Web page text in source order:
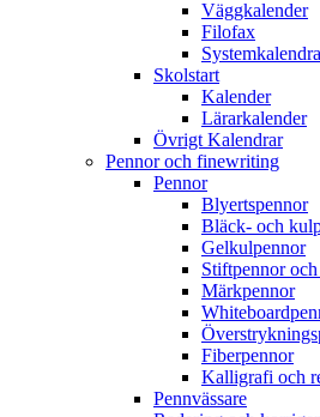
Väggkalender
Filofax
Skolstart
Kalender
Lärarkalender
Övrigt Kalendrar
Pennor och finewriting
Pennor
Blyertspennor
Bläck- och
Gelkulpennor
Stiftpennor
Märkpennor
Fiberpennor
Kalligrafi och
Pennvässare